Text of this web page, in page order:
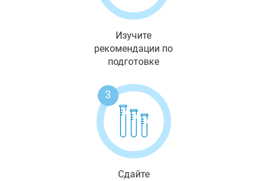
Изучите
рекомендации по
подготовке
3
Сдайте